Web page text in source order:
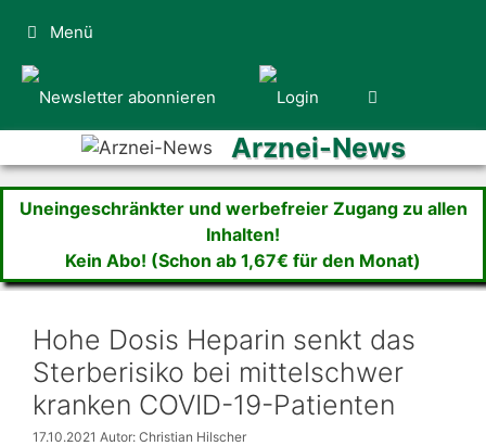
Inhalt
springen
Menü
Arznei-News
Uneingeschränkter und werbefreier Zugang zu allen
Inhalten!
Kein Abo! (Schon ab 1,67€ für den Monat)
Hohe Dosis Heparin senkt das
Sterberisiko bei mittelschwer
kranken COVID-19-Patienten
17.10.2021 Autor: Christian Hilscher